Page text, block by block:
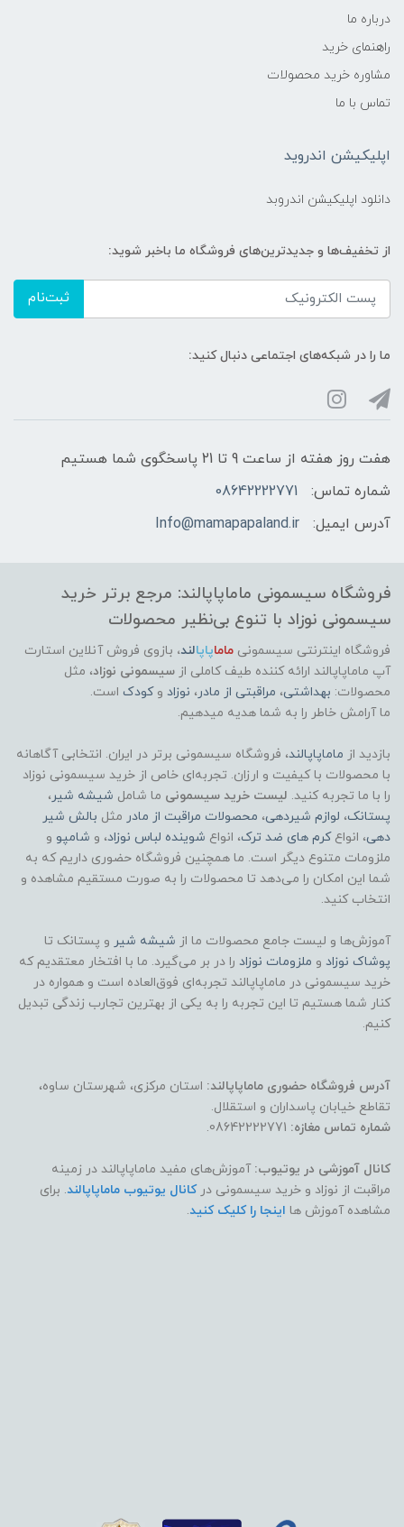
درباره ما
راهنمای خرید
مشاوره خرید محصولات
تماس با ما
اپلیکیشن اندروید
دانلود اپلیکیشن اندروبد
از تخفیف‌ها و جدیدترین‌های فروشگاه ما باخبر شوید:
ثبت‌نام
ما را در شبکه‌های اجتماعی دنبال کنید:
هفت روز هفته از ساعت 9 تا 21 پاسخگوی شما هستیم
شماره تماس:
08642222771
آدرس ایمیل:
Info@mamapapaland.ir
فروشگاه سیسمونی ماماپاپالند: مرجع برتر خرید
سیسمونی نوزاد با تنوع بی‌نظیر محصولات
فروشگاه اینترنتی سیسمونی ماماپاپالند، بازوی فروش آنلاین استارت
آپ ماماپاپالند ارائه کننده طیف کاملی از سیسمونی نوزاد، مثل
محصولات: بهداشتی، مراقبتی از مادر ، نوزاد وکودک است.
ما آرامش خاطر را به شما هدیه میدهیم.
بازدید از ماماپاپالند، فروشگاه سیسمونی برتر در ایران. انتخابی آگاهانه
با محصولات با کیفیت و ارزان. تجربه‌ای خاص از خرید سیسمونی نوزاد
را با ما تجربه کنید. لیست خرید سیسمونی ما شامل شیشه شیر ،
پستانک، لوازم شیردهی، محصولات مراقبت از مادر مثل بالش شیر
دهی، انواعکرم های ضد ترک، انواع شوینده لباس نوزاد، و شامپو و
ملزومات متنوع دیگر است. ما همچنین فروشگاه حضوری داریم که به
شما این امکان را می‌دهد تا محصولات را به صورت مستقیم مشاهده و
انتخاب کنید.
آموزش‌ها و لیست جامع محصولات ما از شیشه شیر و پستانک تا
پوشاک نوزاد و ملزومات نوزاد را در بر می‌گیرد. ما با افتخار معتقدیم که
خرید سیسمونی در ماماپاپالند تجربه‌ای فوق‌العاده است و همواره در
کنار شما هستیم تا این تجربه را به یکی از بهترین تجارب زندگی تبدیل
کنیم.
آدرس فروشگاه حضوری ماماپاپالند: استان مرکزی، شهرستان ساوه،
تقاطع خیابان پاسداران و استقلال.
شماره تماس مغازه:
کانال آموزشی در یوتیوب: آموزش‌های مفید ماماپاپالند در زمینه
مراقبت از نوزاد و خرید سیسمونی درکانال یوتیوب ماماپاپالند. برای
مشاهده آموزش ها اینجا را کلیک کنید.